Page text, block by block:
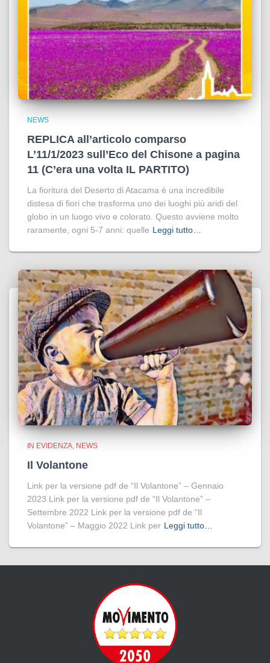
NEWS
REPLICA all’articolo comparso
L’11/1/2023 sull’Eco del Chisone a pagina
11 (C’era una volta IL PARTITO)
La fioritura del Deserto di Atacama è una incredibile
distesa di fiori che trasforma uno dei luoghi più aridi del
globo in un luogo vivo e colorato. Questo avviene molto
raramente, ogni 5-7 anni: quelle Leggi tutto…
IN EVIDENZA NEWS
Il Volantone
Link per la versione pdf de “Il Volantone” – Gennaio
2023 Link per la versione pdf de “Il Volantone” –
Settembre 2022 Link per la versione pdf de “Il
Volantone” – Maggio 2022 Link per Leggi tutto…